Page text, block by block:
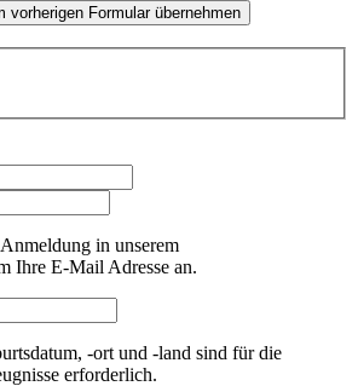
vorherigen Formular übernehmen
in unserem
Ihre E-Mail Adresse an.
-ort und -land sind für die
erforderlich.